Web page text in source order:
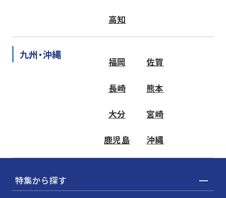
高知
九州・沖縄
福岡 佐賀
長崎 熊本
大分 宮崎
鹿児島 沖縄
特集から探す